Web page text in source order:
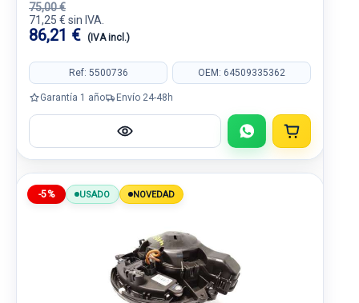
75,00 €
71,25 € sin IVA.
86,21 € (IVA incl.)
Ref: 5500736 OEM: 64509335362
Garantía 1 año Envío 24-48h
-5% USADO NOVEDAD